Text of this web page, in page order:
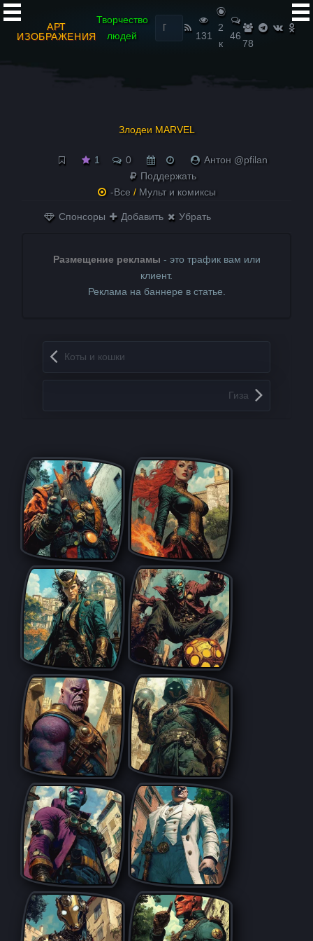
АРТ
ИЗОБРАЖЕНИЯ
Творчество
людей
Найти:
131
2
к
46
78
Злодеи MARVEL
1 0
Антон @pfilan
Поддержать
-Все / Мульт и комиксы
Спонсоры Добавить Убрать
Размещение рекламы - это трафик вам или
клиент.
Реклама на баннере в статье.
Запись навигация
Коты и кошки
Гиза